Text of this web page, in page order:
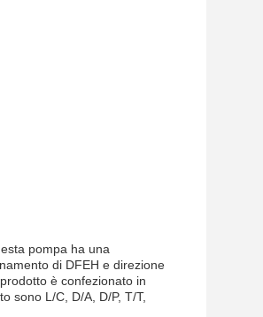
pompa ha una
di DFEH e direzione
è confezionato in
sono L/C, D/A, D/P, T/T,